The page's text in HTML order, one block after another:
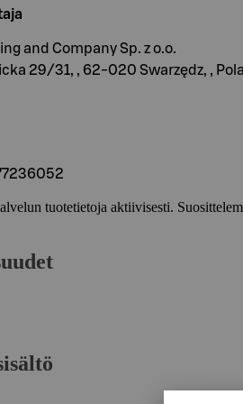
and Company Sp. z o.o.
29/31, , 62-020 Swarzędz, ,
tuotetietoja aktiivisesti.